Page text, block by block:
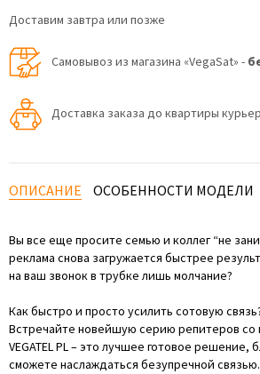
Доставим завтра или позже
Самовывоз из магазина «VegaSat» -
Доставка заказа до квартиры
ОПИСАНИЕ ОСОБЕННОСТИ МОДЕЛИ
Вы все еще просите семью и коллег “не
реклама снова загружается быстрее
на ваш звонок в трубке лишь молчание?
Как быстро и просто усилить сотовую
Встречайте новейшую серию репитеров со
VEGATEL PL – это лучшее готовое решение,
сможете наслаждаться безупречной